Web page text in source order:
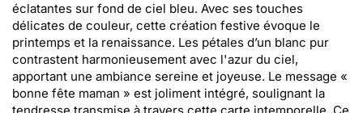
éclatantes sur fond de ciel bleu. Avec ses touches
délicates de couleur, cette création festive évoque le
printemps et la renaissance. Les pétales d’un blanc pur
contrastent harmonieusement avec l'azur du ciel,
apportant une ambiance sereine et joyeuse. Le message «
bonne fête maman » est joliment intégré, soulignant la